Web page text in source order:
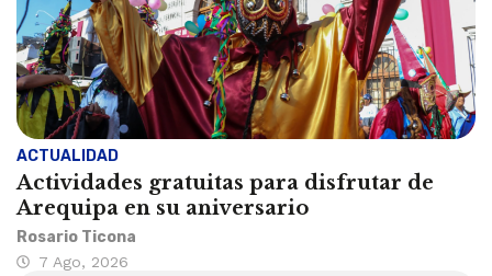
ACTUALIDAD
Actividades gratuitas para disfrutar de
Arequipa en su aniversario
Rosario Ticona
7 Ago, 2026